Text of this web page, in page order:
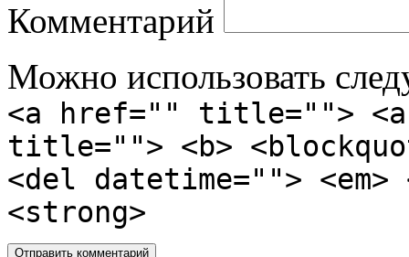
Комментарий
Можно использовать
<a href="" title="">
title=""> <b>
<del datetime="">
<strong>